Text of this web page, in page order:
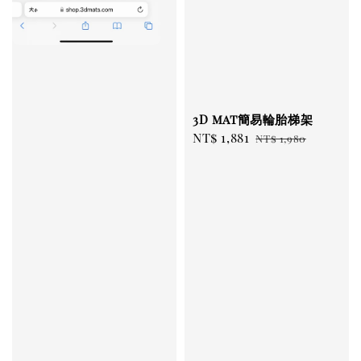
3D mat簡易輪胎梯架
Sale
NT$ 1,881 Regular
NT$ 1,980